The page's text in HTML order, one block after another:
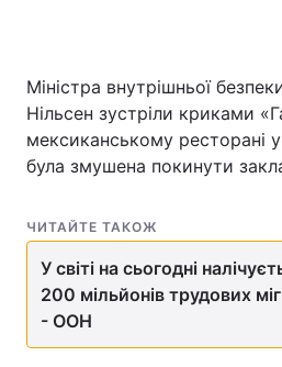
Міністра внутрішньої
Нільсен зустріли криками
мексиканському ресторані
була змушена покинути
ЧИТАЙТЕ ТАКОЖ
У світі на сьогодні
200 мільйонів трудових
- ООН